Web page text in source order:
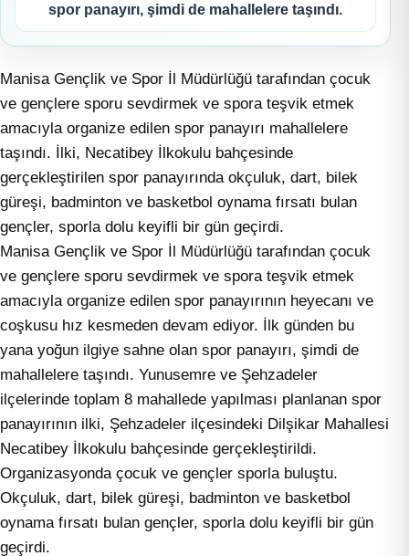
spor panayırı, şimdi de mahallelere taşındı.
Manisa Gençlik ve Spor İl Müdürlüğü tarafından çocuk
ve gençlere sporu sevdirmek ve spora teşvik etmek
amacıyla organize edilen spor panayırı mahallelere
taşındı. İlki, Necatibey İlkokulu bahçesinde
gerçekleştirilen spor panayırında okçuluk, dart, bilek
güreşi, badminton ve basketbol oynama fırsatı bulan
gençler, sporla dolu keyifli bir gün geçirdi.
Manisa Gençlik ve Spor İl Müdürlüğü tarafından çocuk
ve gençlere sporu sevdirmek ve spora teşvik etmek
amacıyla organize edilen spor panayırının heyecanı ve
coşkusu hız kesmeden devam ediyor. İlk günden bu
yana yoğun ilgiye sahne olan spor panayırı, şimdi de
mahallelere taşındı. Yunusemre ve Şehzadeler
ilçelerinde toplam 8 mahallede yapılması planlanan spor
panayırının ilki, Şehzadeler ilçesindeki Dilşikar Mahallesi
Necatibey İlkokulu bahçesinde gerçekleştirildi.
Organizasyonda çocuk ve gençler sporla buluştu.
Okçuluk, dart, bilek güreşi, badminton ve basketbol
oynama fırsatı bulan gençler, sporla dolu keyifli bir gün
geçirdi.